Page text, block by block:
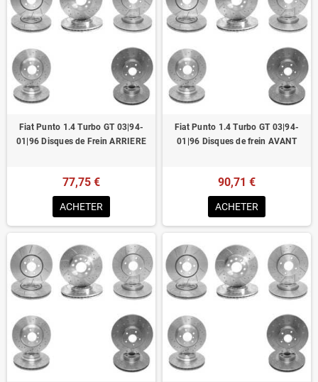
Fiat Punto 1.4 Turbo GT 03|94-
01|96 Disques de Frein ARRIERE
77,75 €
ACHETER
Fiat Punto 1.4 Turbo GT 03|94-
01|96 Disques de frein AVANT
90,71 €
ACHETER